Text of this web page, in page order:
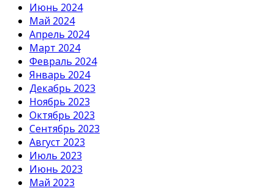
Июнь 2024
Май 2024
Апрель 2024
Март 2024
Февраль 2024
Январь 2024
Декабрь 2023
Ноябрь 2023
Октябрь 2023
Сентябрь 2023
Август 2023
Июль 2023
Июнь 2023
Май 2023